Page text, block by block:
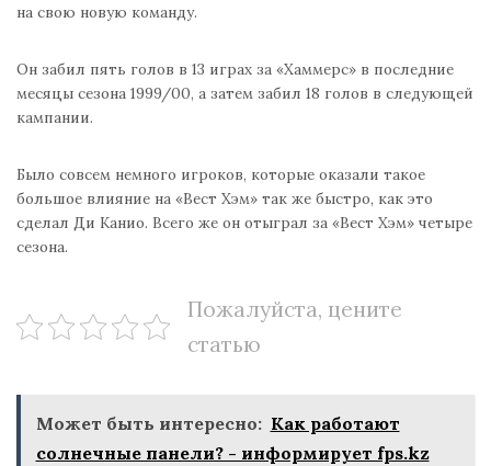
на свою новую команду.
Он забил пять голов в 13 играх за «Хаммерс» в последние
месяцы сезона 1999/00, а затем забил 18 голов в следующей
кампании.
Было совсем немного игроков, которые оказали такое
большое влияние на «Вест Хэм» так же быстро, как это
сделал Ди Канио. Всего же он отыграл за «Вест Хэм» четыре
сезона.
Пожалуйста, цените
статью
Может быть интересно: Как работают
солнечные панели? - информирует fps.kz